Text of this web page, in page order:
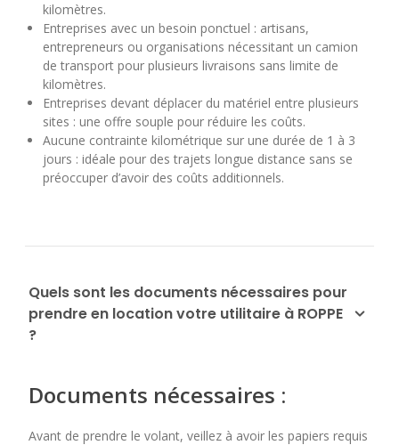
kilomètres.
Entreprises avec un besoin ponctuel : artisans,
entrepreneurs ou organisations nécessitant un camion
de transport pour plusieurs livraisons sans limite de
kilomètres.
Entreprises devant déplacer du matériel entre plusieurs
sites : une offre souple pour réduire les coûts.
Aucune contrainte kilométrique sur une durée de 1 à 3
jours : idéale pour des trajets longue distance sans se
préoccuper d’avoir des coûts additionnels.
Quels sont les documents nécessaires pour
prendre en location votre utilitaire à ROPPE
?
Documents nécessaires :
Avant de prendre le volant, veillez à avoir les papiers requis